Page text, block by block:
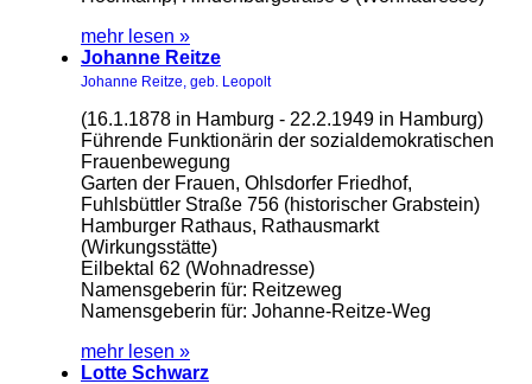
mehr lesen »
Johanne Reitze
Johanne Reitze, geb. Leopolt
(16.1.1878 in Hamburg - 22.2.1949 in Hamburg)
Führende Funktionärin der sozialdemokratischen
Frauenbewegung
Garten der Frauen, Ohlsdorfer Friedhof,
Fuhlsbüttler Straße 756 (historischer Grabstein)
Hamburger Rathaus, Rathausmarkt
(Wirkungsstätte)
Eilbektal 62 (Wohnadresse)
Namensgeberin für: Reitzeweg
Namensgeberin für: Johanne-Reitze-Weg
mehr lesen »
Lotte Schwarz